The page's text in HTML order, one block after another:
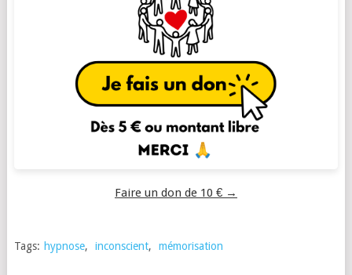
Faire un don de 10 € →
Tags: hypnose, inconscient, mémorisation